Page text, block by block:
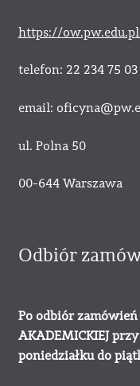
https://
telefon: 22 234 75 03
email:
ul. Polna 50
00-644 Warszawa
Odbiór
Po odbiór zamówień
AKADEMICKIEJ
poniedziałku do